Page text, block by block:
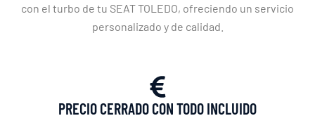
con el turbo de tu SEAT TOLEDO, ofreciendo un servicio
personalizado y de calidad.
PRECIO CERRADO CON TODO INCLUIDO